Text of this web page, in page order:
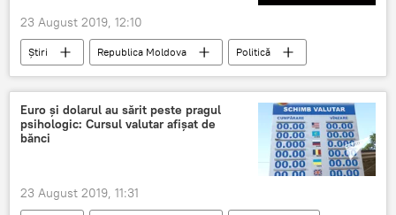
23 August 2019, 12:10
Știri Republica Moldova
Politică
regim autoritar
Guvernul RM
Președinție
Igor Dodon
Maia Sandu
Andrei Nastase
Victime
Euro și dolarul au sărit peste pragul
psihologic: Cursul valutar afișat de
bănci
23 August 2019, 11:31